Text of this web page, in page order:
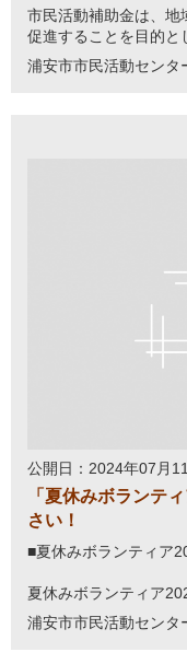
市民活動補助金は、地
促進することを目的と
浦安市市民活動センタ
公開日：2024年07月
「夏休みボランテ
さい！
■夏休みボランティア
夏休みボランティア
浦安市市民活動センタ